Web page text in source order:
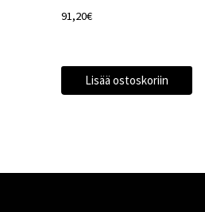
91,20€
Lisää ostoskoriin